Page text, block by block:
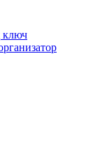
ключ